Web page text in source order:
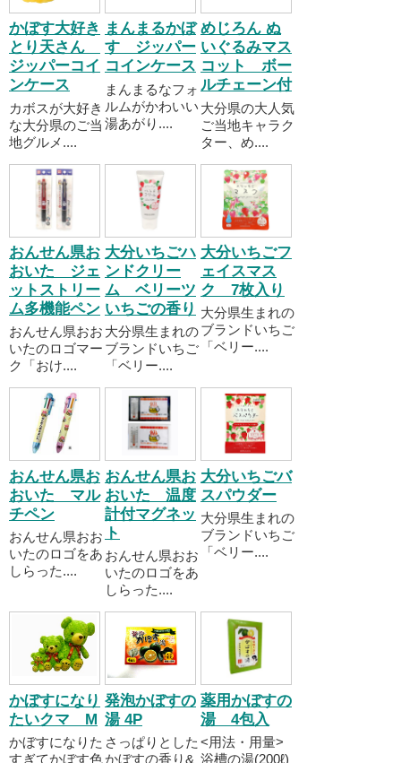
かぼす大好き
とり天さん
ジッパーコイ
ンケース
カボスが大好き
な大分県のご当
地グルメ....
まんまるかぼ
す ジッパー
コインケース
まんまるなフォ
ルムがかわいい
湯あがり....
めじろん ぬ
いぐるみマス
コット ボー
ルチェーン付
大分県の大人気
ご当地キャラク
ター、め....
おんせん県お
おいた ジェ
ットストリー
ム多機能ペン
おんせん県おお
いたのロゴマー
ク「おけ....
大分いちごハ
ンドクリー
ム ベリーツ
いちごの香り
大分県生まれの
ブランドいちご
「ベリー....
大分いちごフ
ェイスマス
ク 7枚入り
大分県生まれの
ブランドいちご
「ベリー....
おんせん県お
おいた マル
チペン
おんせん県おお
いたのロゴをあ
しらった....
おんせん県お
おいた 温度
計付マグネッ
ト
おんせん県おお
いたのロゴをあ
しらった....
大分いちごバ
スパウダー
大分県生まれの
ブランドいちご
「ベリー....
かぼすになり
たいクマ M
かぼすになりた
すぎてかぼす色
発泡かぼすの
湯 4P
さっぱりとした
かぼすの香り&
薬用かぼすの
湯 4包入
<用法・用量>
浴槽の湯(200ℓ)